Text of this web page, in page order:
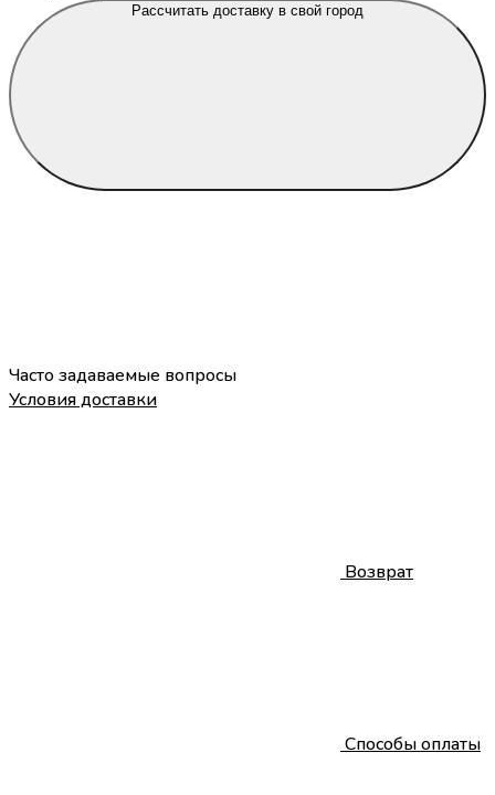
Рассчитать доставку в свой город
Часто задаваемые вопросы
Условия доставки
Возврат
Способы оплаты